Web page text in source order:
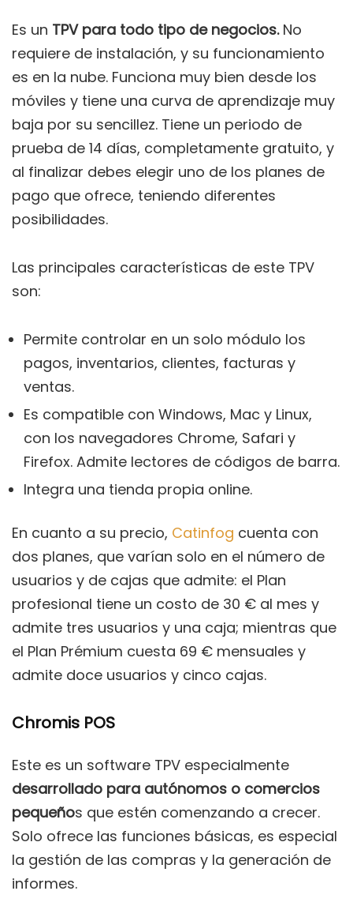
Es un TPV para todo tipo de negocios.No
requiere de instalación, y su funcionamiento
es en la nube. Funciona muy bien desde los
móviles y tiene una curva de aprendizaje muy
baja por su sencillez. Tiene un periodo de
prueba de 14 días, completamente gratuito, y
al finalizar debes elegir uno de los planes de
pago que ofrece, teniendo diferentes
posibilidades.
Las principales características de este TPV
son:
Permite controlar en un solo módulo los
pagos, inventarios, clientes, facturas y
ventas.
Es compatible con Windows, Mac y Linux,
con los navegadores Chrome, Safari y
Firefox. Admite lectores de códigos de barra.
Integra una tienda propia online.
En cuanto a su precio, Catinfog cuenta con
dos planes, que varían solo en el número de
usuarios y de cajas que admite: el Plan
profesional tiene un costo de 30 € al mes y
admite tres usuarios y una caja; mientras que
el Plan Prémium cuesta 69 € mensuales y
admite doce usuarios y cinco cajas.
Chromis POS
Este es un software TPV especialmente
desarrollado para autónomos o comercios
pequeños que estén comenzando a crecer.
Solo ofrece las funciones básicas, es especial
la gestión de las compras y la generación de
informes.